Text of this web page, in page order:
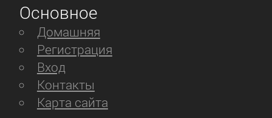
Основное
Домашняя
Регистрация
Вход
Контакты
Карта сайта